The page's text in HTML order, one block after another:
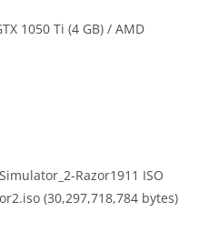
1050 Ti (4 GB) / AMD
Razor1911 ISO
(30,297,718,784 bytes)